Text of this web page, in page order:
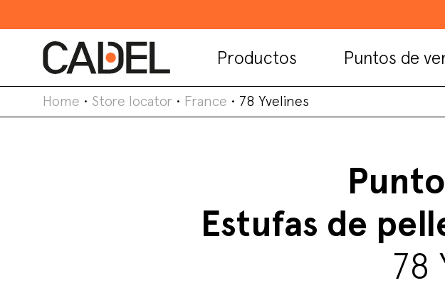
Productos Puntos de
Home • Store locator • France • 78 Yvelines
Estufas de
78